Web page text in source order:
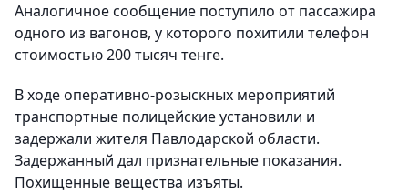
Аналогичное сообщение поступило от пассажира
одного из вагонов, у которого похитили телефон
стоимостью 200 тысяч тенге.
В ходе оперативно-розыскных мероприятий
транспортные полицейские установили и
задержали жителя Павлодарской области.
Задержанный дал признательные показания.
Похищенные вещества изъяты.